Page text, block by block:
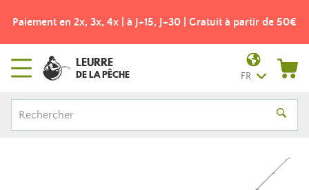
Paiement en 2x, 3x, 4x | à J+15, J+30 | Gratuit à partir de 50€
LEURRE
DE LA PÊCHE FR